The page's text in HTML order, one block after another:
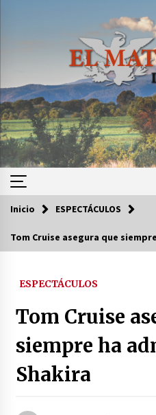
Tendencias
Héctor Díaz-
3 semanas
Inicio ESPECTÁCULOS
Tom Cruise asegura que
ESPECTÁCULOS
Tom Cruise
siempre ha
Shakira